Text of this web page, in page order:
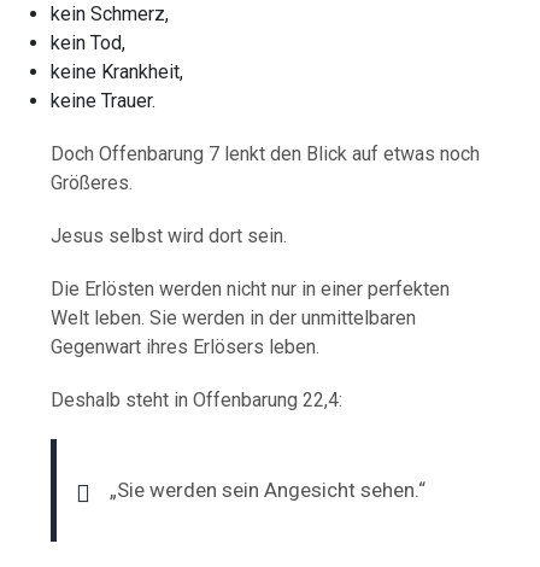
kein Schmerz,
kein Tod,
keine Krankheit,
keine Trauer.
Doch Offenbarung 7 lenkt den Blick auf etwas noch
Größeres.
Jesus selbst wird dort sein.
Die Erlösten werden nicht nur in einer perfekten
Welt leben. Sie werden in der unmittelbaren
Gegenwart ihres Erlösers leben.
Deshalb steht in Offenbarung 22,4:
„Sie werden sein Angesicht sehen.“